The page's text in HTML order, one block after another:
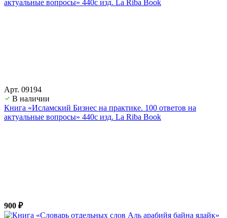
Арт. 09194
В наличии
Книга «Исламский Бизнес на практике. 100 ответов на
актуальные вопросы» 440с изд. La Riba Book
900 ₽